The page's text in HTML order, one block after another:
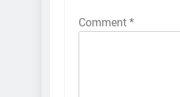
Comment *